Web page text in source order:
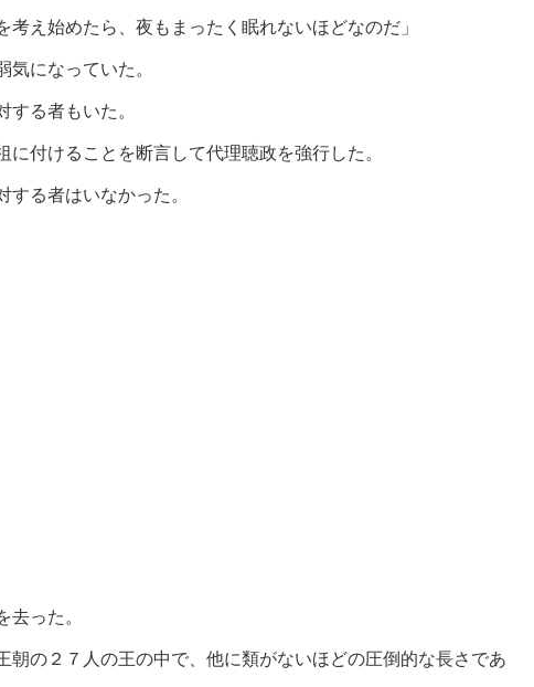
え始めたら、夜もまったく眠れないほどなのだ」
気になっていた。
する者もいた。
付けることを断言して代理聴政を強行した。
する者はいなかった。
った。
朝の２７人の王の中で、他に類がないほどの圧倒的な長さであ